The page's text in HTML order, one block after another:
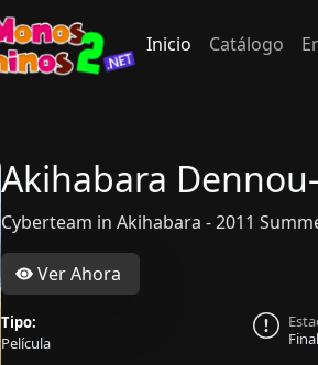
Inicio Catálogo
Akihabara
Cyberteam in Akihabara - 2011
Ver Ahora
Tipo:
Película